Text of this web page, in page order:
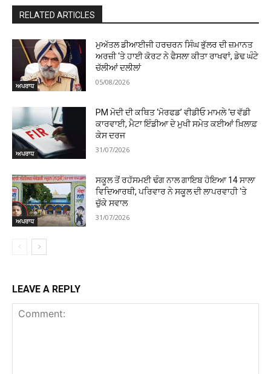
RELATED ARTICLES
ਅਪਰਾਧ
ਮੁਅੱਤਲ ਡੀਆਈਜੀ ਹਰਚਰਨ ਸਿੰਘ ਭੁੱਲਰ ਦੀ ਜ਼ਮਾਨਤ
ਅਰਜ਼ੀ ‘ਤੇ ਹਾਈ ਕੋਰਟ ਨੇ ਫੈਸਲਾ ਕੀਤਾ ਰਾਖਵਾਂ, ਡੇਢ ਘੰਟੇ
ਚੱਲੀਆਂ ਦਲੀਲਾਂ
05/08/2026
ਅਪਰਾਧ
PM ਮੋਦੀ ਦੀ ਕਥਿਤ ‘ਮੋਰਫਡ’ ਵੀਡੀਓ ਮਾਮਲੇ ‘ਚ ਵੱਡੀ
ਕਾਰਵਾਈ, ਮੈਟਾ ਇੰਡੀਆ ਦੇ ਮੁਖੀ ਸਮੇਤ ਕਈਆਂ ਖ਼ਿਲਾਫ਼
ਕੇਸ ਦਰਜ
31/07/2026
ਅਪਰਾਧ
ਸਕੂਲ ਤੋਂ ਰਹੱਸਮਈ ਢੰਗ ਨਾਲ ਗਾਇਬ ਹੋਇਆ 14 ਸਾਲਾ
ਵਿਦਿਆਰਥੀ, ਪਰਿਵਾਰ ਨੇ ਸਕੂਲ ਦੀ ਲਾਪਰਵਾਹੀ ‘ਤੇ
ਚੁੱਕੇ ਸਵਾਲ
31/07/2026
LEAVE A REPLY